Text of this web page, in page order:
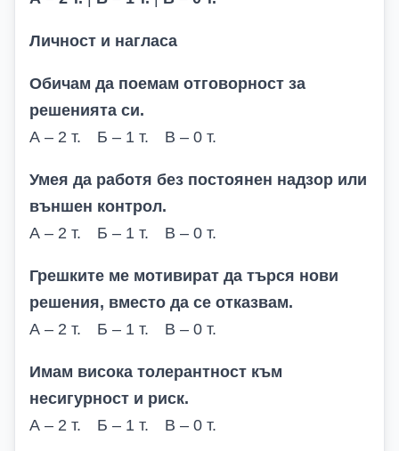
Личност и нагласа
Обичам да поемам отговорност за
решенията си.
А – 2 т. Б – 1 т. В – 0 т.
Умея да работя без постоянен надзор или
външен контрол.
А – 2 т. Б – 1 т. В – 0 т.
Грешките ме мотивират да търся нови
решения, вместо да се отказвам.
А – 2 т. Б – 1 т. В – 0 т.
Имам висока толерантност към
несигурност и риск.
А – 2 т. Б – 1 т. В – 0 т.